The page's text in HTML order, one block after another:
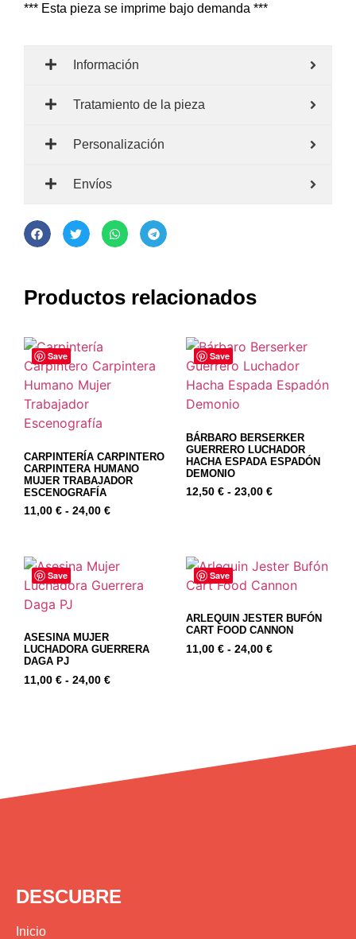
*** Esta pieza se imprime bajo demanda ***
Información
Tratamiento de la pieza
Personalización
Envíos
Productos relacionados
Save
CARPINTERÍA CARPINTERO
CARPINTERA HUMANO
MUJER TRABAJADOR
ESCENOGRAFÍA
11,00 € - 24,00 €
Save
BÁRBARO BERSERKER
GUERRERO LUCHADOR
HACHA ESPADA ESPADÓN
DEMONIO
12,50 € - 23,00 €
Save
ASESINA MUJER
LUCHADORA GUERRERA
DAGA PJ
11,00 € - 24,00 €
Save
ARLEQUIN JESTER BUFÓN
CART FOOD CANNON
11,00 € - 24,00 €
DESCUBRE
Inicio